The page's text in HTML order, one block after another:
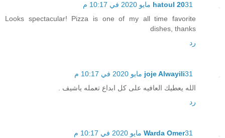
hatoul 2031 مايو 2020 في 10:17 م
Looks spectacular! Pizza is one of my all time favorite
dishes, thanks
رد
joje Alwayili31 مايو 2020 في 10:17 م
الله يعطيك العافيه على كل ابداع تعمله ياشيف .
رد
Warda Omer31 مايو 2020 في 10:17 م